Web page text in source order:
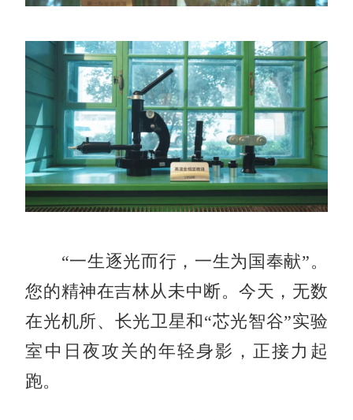
“一生逐光而行，一生为国奉献”。
您的精神在吉林从未中断。今天，无数
在光机所、长光卫星和“芯光智谷”实验
室中日夜攻关的年轻身影，正接力起
跑。